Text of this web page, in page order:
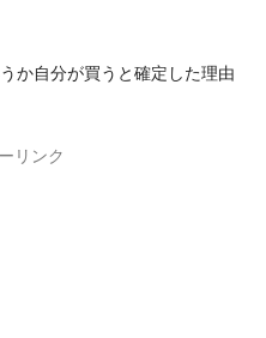
か自分が買うと確定した理由
リンク